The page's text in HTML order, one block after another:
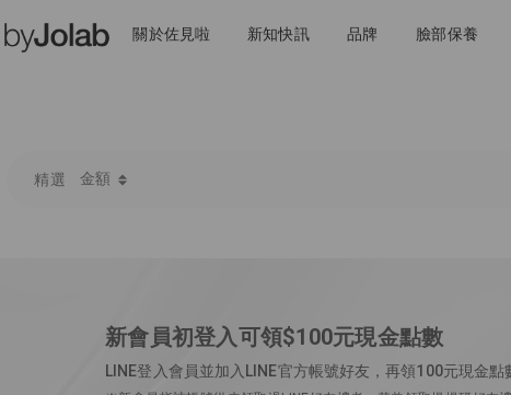
關於佐見啦 新知快訊 品牌 臉部保養
精選 金額
新會員初登入可領$100元現金點數
LINE登入會員並加入LINE官方帳號好友，再領100元現金點